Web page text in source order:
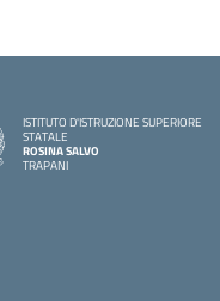
ISTITUTO D'ISTRUZIONE SUPERIORE
STATALE
ROSINA SALVO
TRAPANI